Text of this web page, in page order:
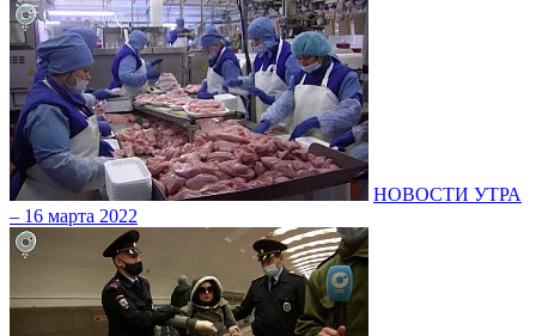
НОВОСТИ УТРА
– 16 марта 2022